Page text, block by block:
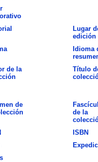
Lugar
edición
Idioma
de la
Título
de
de la
ISBN